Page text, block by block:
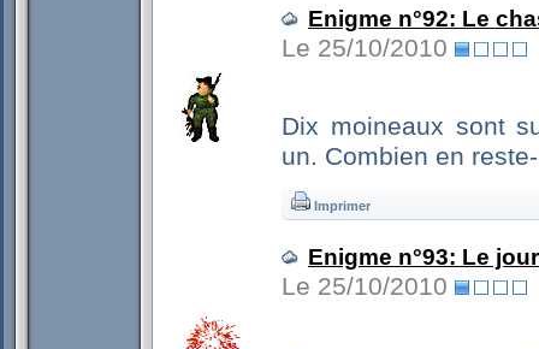
Enigme n°92: Le
Le 25/10/2010
Dix moineaux sont
un. Combien en
Imprimer
Enigme n°93: Le
Le 25/10/2010